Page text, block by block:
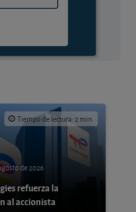
Tiempo de lectura: 2 min.
de 2026
refuerza la
al accionista